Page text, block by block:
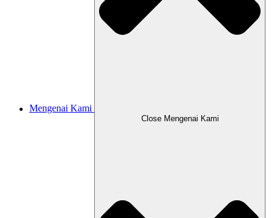
Mengenai Kami
Close Mengenai Kami